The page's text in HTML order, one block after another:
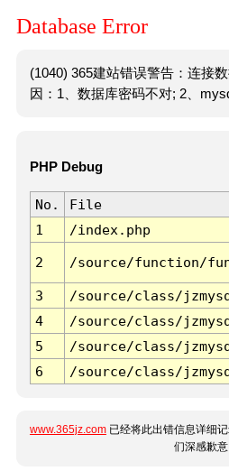
Database Error
(1040) 365建站错误警告：连接
因：1、数据库密码不对; 2、
PHP Debug
No. File
1
/index.php
2 /source/function/
3 /source/class/
4
/source/class/
5
/source/class/
6
/source/class/
www.365jz.com 已经将此出错信息详细
们深感歉